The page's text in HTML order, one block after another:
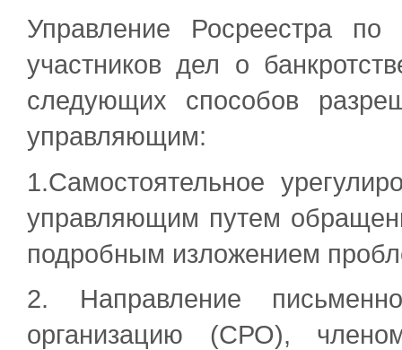
Управление Росреестра
участников дел о
следующих способов
управляющим:
1.Самостоятельное
управляющим путем
подробным изложением
2. Направление
организацию (СРО),